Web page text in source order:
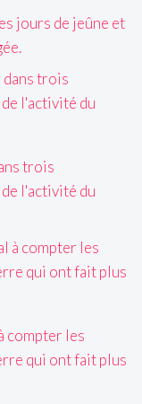
jours de jeûne et
trois
l'activité du
compter les
qui ont fait plus